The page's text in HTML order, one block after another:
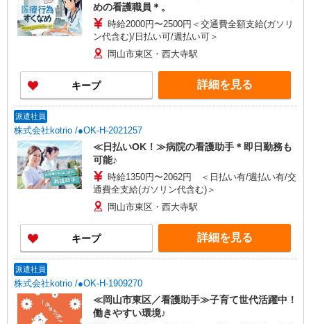
めの看護職員＊。
時給2000円〜2500円＜交通費全額支給(ガソリ
ン代含む)/日払い可/週払い可＞
岡山市東区・西大寺駅
キープ 詳細を見る
派遣社員
株式会社kotrio /●OK-H-2021257
≪日払いOK！≫病院の看護助手＊即日勤務も
可能♪
時給1350円〜2062円 ＜日払い有/週払い有/交
通費全支給(ガソリン代含む)＞
岡山市東区・西大寺駅
キープ 詳細を見る
派遣社員
株式会社kotrio /●OK-H-1909270
≪岡山市東区／看護助手≫子育て世代活躍中！
働きやすい環境♪